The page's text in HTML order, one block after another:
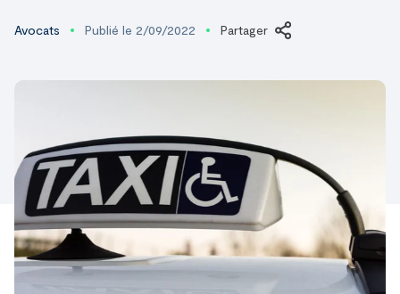
Avocats Publié le 2/09/2022 Partager
LinkedIn